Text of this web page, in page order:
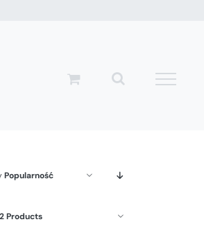
Popularność
Products